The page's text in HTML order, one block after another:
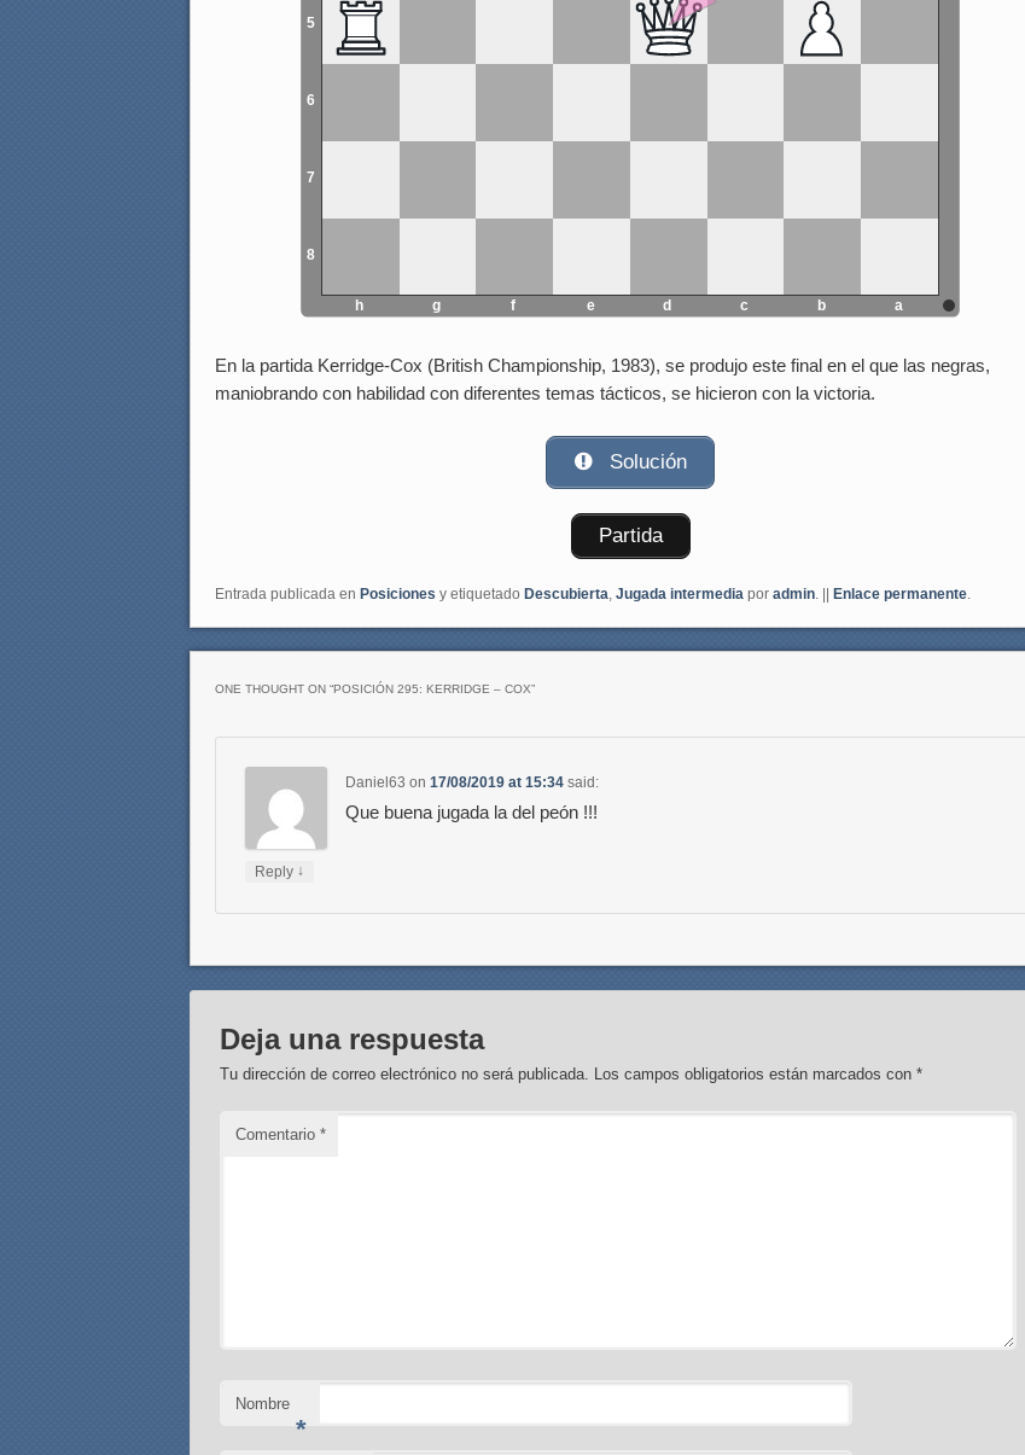
5
6
7
8
h g f e d c b a
En la partida Kerridge-Cox (British Championship, 1983), se produjo este final en el que las negras,
maniobrando con habilidad con diferentes temas tácticos, se hicieron con la victoria.
Solución
Partida
Entrada publicada en Posiciones y etiquetado Descubierta, Jugada intermedia por admin. || Enlace permanente.
ONE THOUGHT ON “POSICIÓN 295: KERRIDGE – COX”
Daniel63 on17/08/2019 at 15:34 said:
Que buena jugada la del peón !!!
Reply ↓
Deja una respuesta
Tu dirección de correo electrónico no será publicada. Los campos obligatorios están marcados con*
Comentario*
Nombre
*